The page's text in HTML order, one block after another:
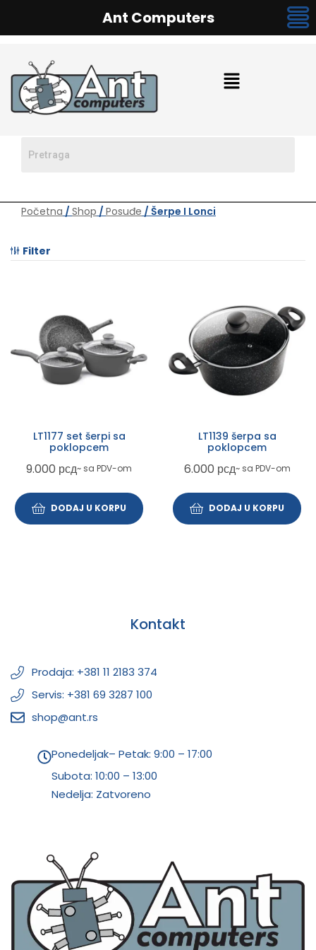
Početna / Shop / Posuđe / Šerpe I Lonci
Filter
LT1177 set šerpi sa
poklopcem
9.000 рсд~ sa PDV-om
DODAJ U KORPU
LT1139 šerpa sa
poklopcem
6.000 рсд~ sa PDV-om
DODAJ U KORPU
Kontakt
Prodaja: +381 11 2183 374
Servis: +381 69 3287 100
shop@ant.rs
Ponedeljak– Petak: 9:00 – 17:00
Subota: 10:00 – 13:00
Nedelja: Zatvoreno
Ant Computers